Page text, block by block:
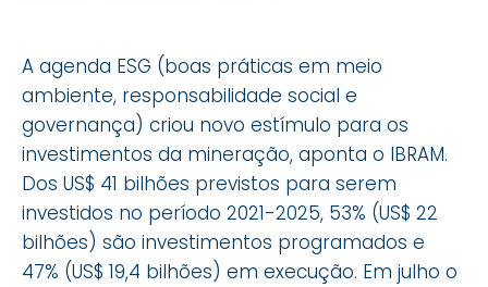
A agenda ESG (boas práticas em meio
ambiente, responsabilidade social e
governança) criou novo estímulo para os
investimentos da mineração, aponta o IBRAM.
Dos US$ 41 bilhões previstos para serem
investidos no período 2021-2025, 53% (US$ 22
bilhões) são investimentos programados e
47% (US$ 19,4 bilhões) em execução. Em julho o